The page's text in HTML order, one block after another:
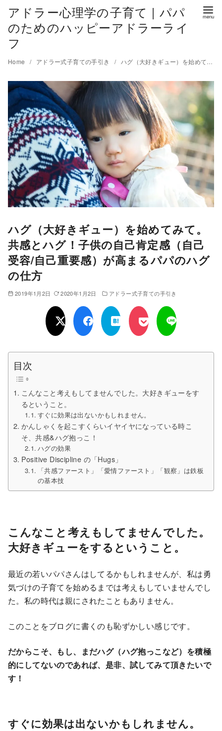
アドラー心理学の子育て | パパ
のためのハッピーアドラーライ
フ
Home アドラー式子育ての手引き ハグ（大好きギュー）を始めてみて。共感とハグ！子供の自己肯定感（自己受容/自己重要感）が高まるパパのハグの仕方
ハグ（大好きギュー）を始めてみて。
共感とハグ！子供の自己肯定感（自己
受容/自己重要感）が高まるパパのハグ
の仕方
2019年1月2日 2020年1月2日 アドラー式子育ての手引き
目次
こんなこと考えもしてませんでした。大好きギューをす
るということ。
すぐに効果は出ないかもしれません。
かんしゃくを起こすくらいイヤイヤになっている時こ
そ、共感&ハグ抱っこ！
ハグの効果
Positive Discipline の「Hugs」
「共感ファースト」「愛情ファースト」「観察」は鉄板
の基本技
こんなこと考えもしてませんでした。
大好きギューをするということ。
最近の若いパパさんはしてるかもしれませんが、私は勇
気づけの子育てを始めるまでは考えもしていませんでし
た。私の時代は親にされたこともありません。
このことをブログに書くのも恥ずかしい感じです。
だからこそ、もし、まだハグ（ハグ抱っこなど）を積極
的にしてないのであれば、是非、試してみて頂きたいで
す！
すぐに効果は出ないかもしれません。